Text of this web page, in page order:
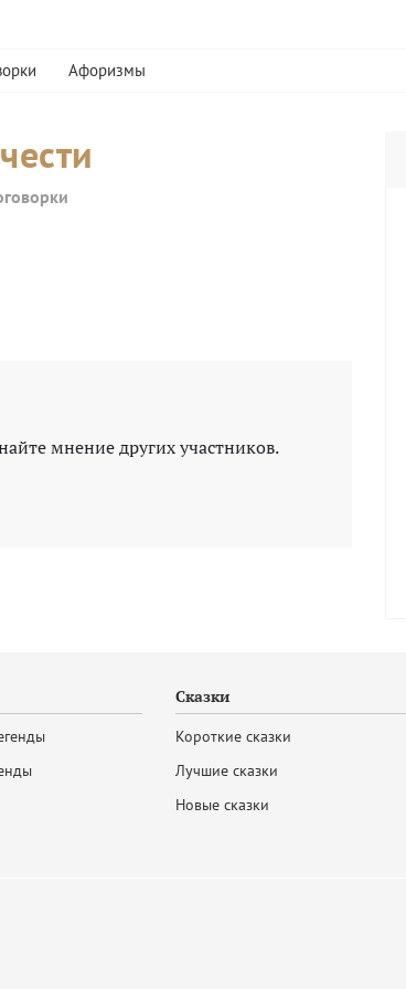
Афоризмы
мнение других участников.
Сказки
Короткие сказки
Лучшие сказки
Новые сказки